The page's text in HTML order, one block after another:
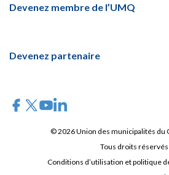
Devenez membre de l’UMQ
Devenez partenaire
© 2026 Union des municipalités du
Tous droits réservés
Conditions d’utilisation et politique